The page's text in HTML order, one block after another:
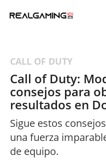
CALL OF DUTY
Call of Duty:
consejos para
resultados en
Sigue estos
una fuerza
de equipo.